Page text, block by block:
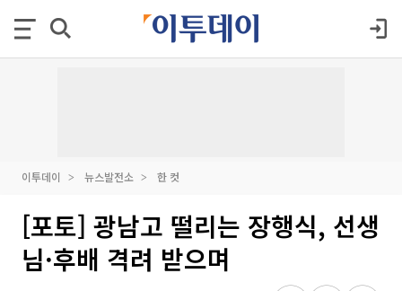
이투데이 뉴스발전소 한 컷
[포토] 광남고 떨리는 장행식, 선생
님·후배 격려 받으며